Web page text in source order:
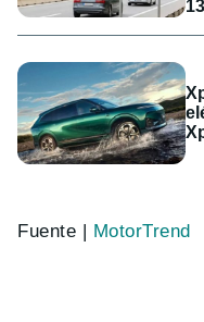
Fuente | MotorTrend